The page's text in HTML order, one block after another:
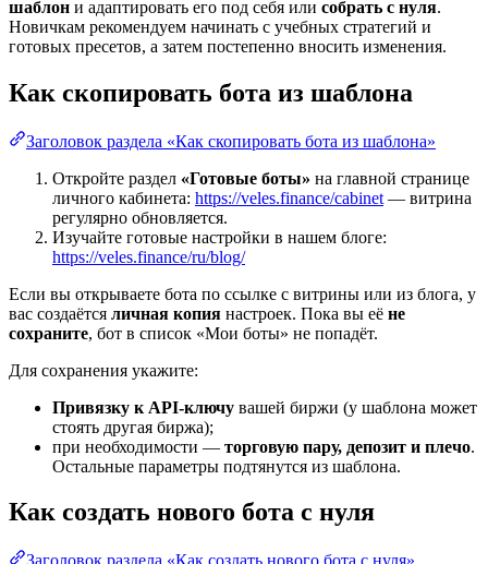
шаблон и адаптировать его под себя или собрать с нуля.
Новичкам рекомендуем начинать с учебных стратегий и
готовых пресетов, а затем постепенно вносить изменения.
Как скопировать бота из шаблона
Заголовок раздела «Как скопировать бота из шаблона»
Откройте раздел «Готовые боты» на главной странице
личного кабинета: https://veles.finance/cabinet — витрина
регулярно обновляется.
Изучайте готовые настройки в нашем блоге:
https://veles.finance/ru/blog/
Если вы открываете бота по ссылке с витрины или из блога, у
вас создаётся личная копия настроек. Пока вы её не
сохраните, бот в список «Мои боты» не попадёт.
Для сохранения укажите:
Привязку к API-ключу вашей биржи (у шаблона может
стоять другая биржа);
при необходимости — торговую пару, депозит и плечо.
Остальные параметры подтянутся из шаблона.
Как создать нового бота с нуля